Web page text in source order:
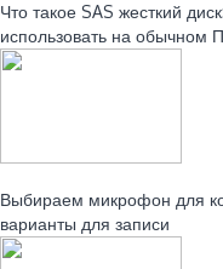
Что такое SAS жесткий
использовать на обычном
Выбираем микрофон для
варианты для записи